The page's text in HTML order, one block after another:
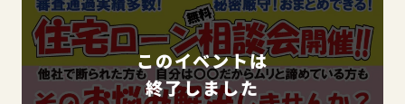
このイベントは
終了しました